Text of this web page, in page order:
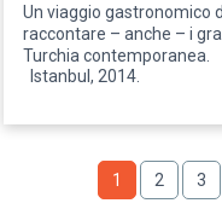
Un viaggio gastronomico
raccontare – anche – i
Turchia contemporanea.
Istanbul, 2014.
PaginazionePagina
1 Pagina
2 3